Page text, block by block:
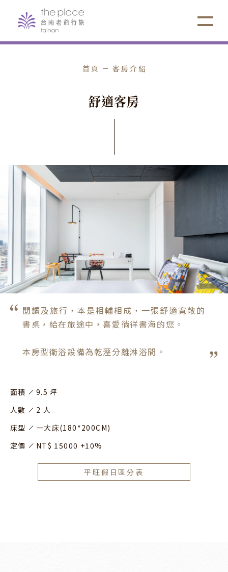
首頁 客房介紹
舒適客房
閱讀及旅行，本是相輔相成，一張舒適寬敞的
書桌，給在旅途中，喜愛徜徉書海的您。
本房型衛浴設備為乾溼分離淋浴間。
面積
9.5 坪
人數
2 人
床型
一大床(180*200CM)
定價
NT$ 15000 +10%
平旺假日區分表